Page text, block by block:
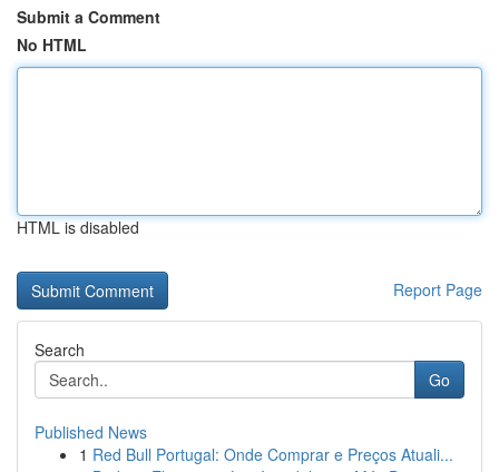
Submit a Comment
No HTML
HTML is disabled
Report Page
Search
Go
Published News
1 Red Bull Portugal: Onde Comprar e Preços Atuali...